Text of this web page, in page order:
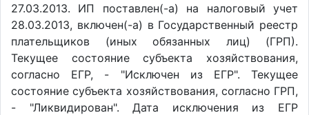
27.03.2013. ИП поставлен(-a) на налоговый учет
28.03.2013, включен(-a) в Государственный реестр
плательщиков (иных обязанных лиц) (ГРП).
Текущее состояние субъекта хозяйствования,
согласно ЕГР, - "Исключен из ЕГР". Текущее
состояние субъекта хозяйствования, согласно ГРП,
- "Ликвидирован". Дата исключения из ЕГР